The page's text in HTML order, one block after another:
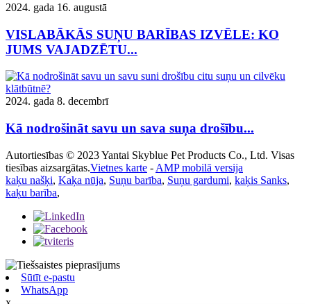
2024. gada 16. augustā
VISLABĀKĀS SUŅU BARĪBAS IZVĒLE: KO
JUMS VAJADZĒTU...
2024. gada 8. decembrī
Kā nodrošināt savu un sava suņa drošību...
Autortiesības © 2023 Yantai Skyblue Pet Products Co., Ltd. Visas
tiesības aizsargātas.Vietnes karte - AMP mobilā versija
kaķu našķi, Kaķa nūja, Suņu barība, Suņu gardumi, kaķis Sanks,
kaķu barība,
Sūtīt e-pastu
WhatsApp